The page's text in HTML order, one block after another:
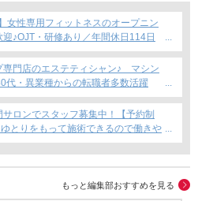
性専用フィットネスのオープニン
♪OJT・研修あり／年間休日114日
務制度あり◎
門店のエステティシャン♪ マシン
・異業種からの転職者多数活躍
ロンでスタッフ募集中！【予約制
とりをもって施術できるので働きや
働きたい方にもおすすめ◎
もっと編集部おすすめを見る